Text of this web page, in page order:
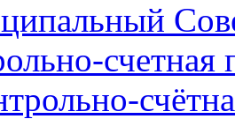
счетная